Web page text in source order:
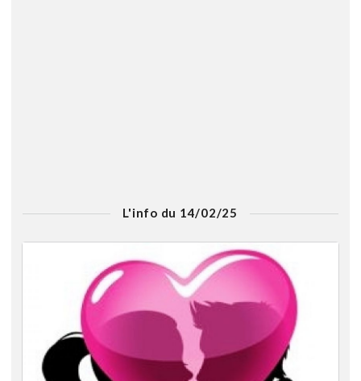
L'info du 14/02/25